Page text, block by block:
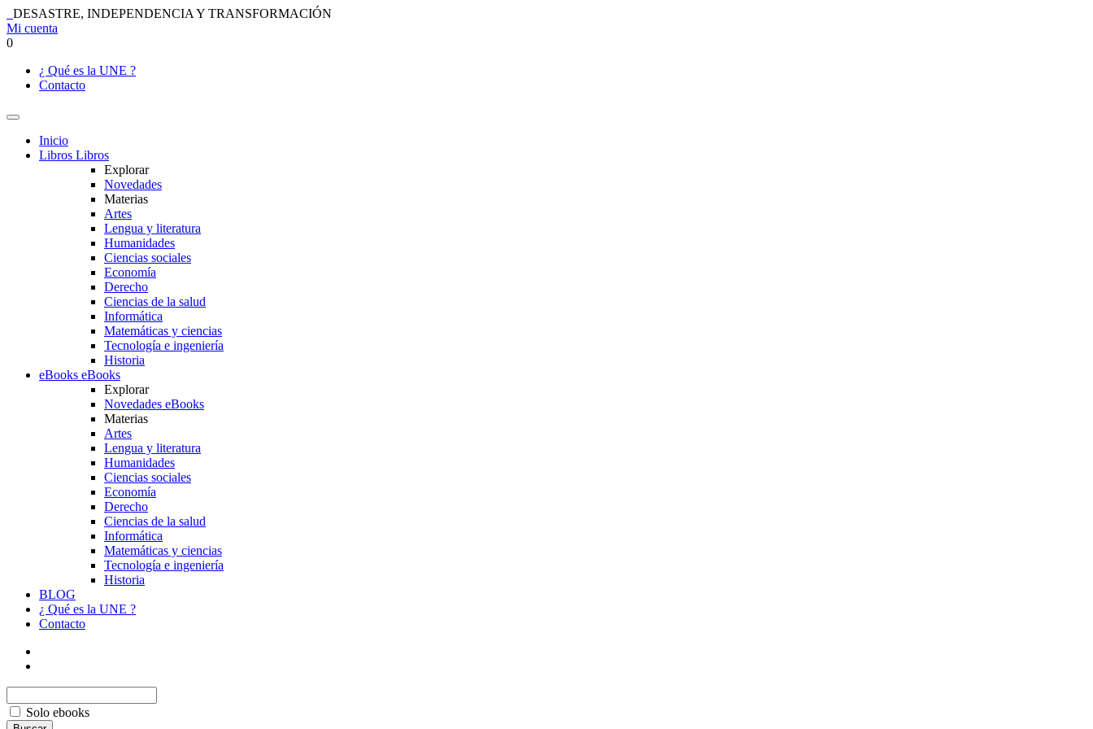
DESASTRE, INDEPENDENCIA Y TRANSFORMACIÓN
Mi cuenta
0
¿ Qué es la UNE ?
Contacto
Inicio
Libros Libros
Explorar
Novedades
Materias
Artes
Lengua y literatura
Humanidades
Ciencias sociales
Economía
Derecho
Ciencias de la salud
Informática
Matemáticas y ciencias
Tecnología e ingeniería
Historia
eBooks eBooks
Explorar
Novedades eBooks
Materias
Artes
Lengua y literatura
Humanidades
Ciencias sociales
Economía
Derecho
Ciencias de la salud
Informática
Matemáticas y ciencias
Tecnología e ingeniería
Historia
BLOG
¿ Qué es la UNE ?
Contacto
Solo ebooks